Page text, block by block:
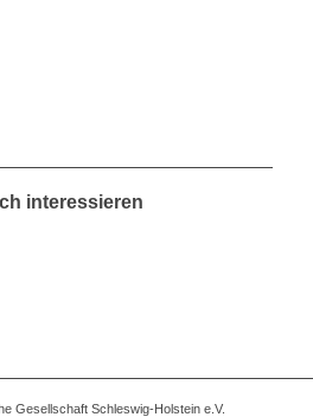
interessieren
Gesellschaft Schleswig-Holstein e.V.